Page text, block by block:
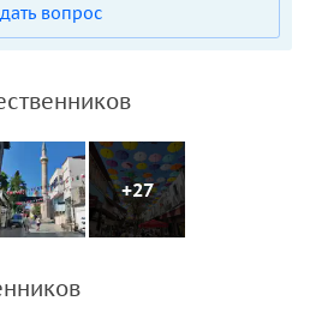
вопрос
+27